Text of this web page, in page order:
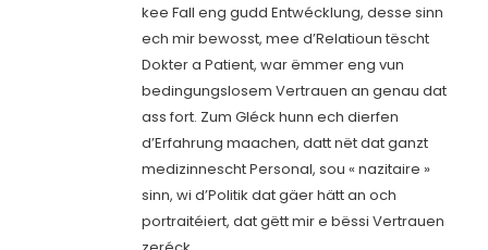
kee Fall eng gudd Entwécklung, desse sinn
ech mir bewosst, mee d’Relatioun tëscht
Dokter a Patient, war ëmmer eng vun
bedingungslosem Vertrauen an genau dat
ass fort. Zum Gléck hunn ech dierfen
d’Erfahrung maachen, datt nët dat ganzt
medizinnescht Personal, sou « nazitaire »
sinn, wi d’Politik dat gäer hätt an och
portraitéiert, dat gëtt mir e bëssi Vertrauen